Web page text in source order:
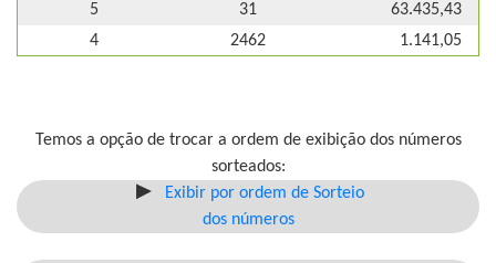
5
31
63.435,43
4
2462 1.141,05
Temos a opção de trocar a ordem de exibição dos números
sorteados:
Exibir por ordem de Sorteio
dos números